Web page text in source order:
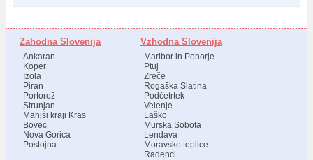
Zahodna Slovenija
Ankaran
Koper
Izola
Piran
Portorož
Strunjan
Manjši kraji Kras
Bovec
Nova Gorica
Postojna
Vzhodna Slovenija
Maribor in Pohorje
Ptuj
Zreče
Rogaška Slatina
Podčetrtek
Velenje
Laško
Murska Sobota
Lendava
Moravske toplice
Radenci